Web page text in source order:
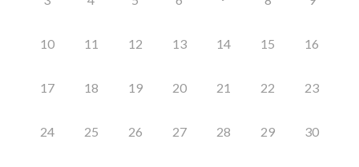
10 11 12 13 14 15 16
17 18 19 20 21 22 23
24 25 26 27 28 29 30